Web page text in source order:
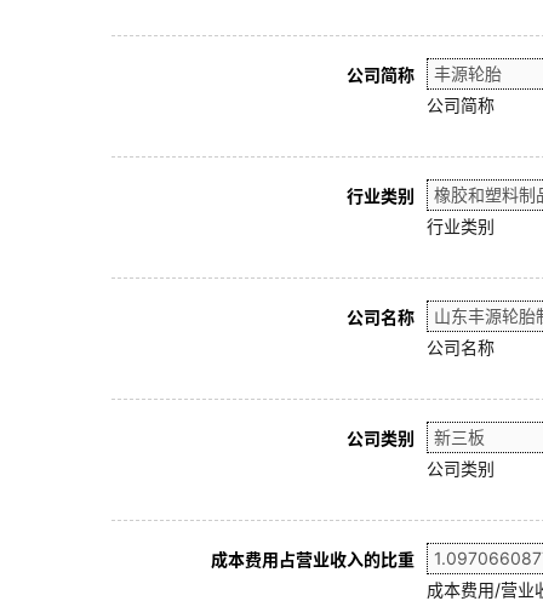
公司简称
公司简称
行业类别
行业类别
公司名称
公司名称
公司类别
公司类别
成本费用占营业收入的比重
成本费用/营业